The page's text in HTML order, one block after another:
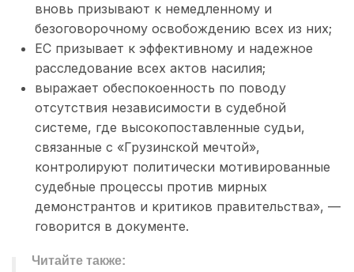
вновь призывают к немедленному и
безоговорочному освобождению всех из них;
ЕС призывает к эффективному и надежное
расследование всех актов насилия;
выражает обеспокоенность по поводу
отсутствия независимости в судебной
системе, где высокопоставленные судьи,
связанные с «Грузинской мечтой»,
контролируют политически мотивированные
судебные процессы против мирных
демонстрантов и критиков правительства», —
говорится в документе.